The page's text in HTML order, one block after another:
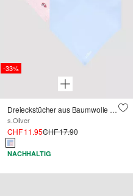
-33%
Dreieckstücher aus Baumwolle im Doppelpack
s.Oliver
CHF 11.95CHF 17.90
NACHHALTIG